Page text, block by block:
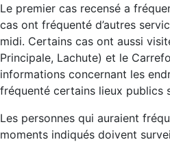
Le premier cas recensé a
cas ont fréquenté d’autres
midi. Certains cas ont aussi
Principale, Lachute) et le
informations concernant les
fréquenté certains lieux publics
Les personnes qui auraient
moments indiqués doivent